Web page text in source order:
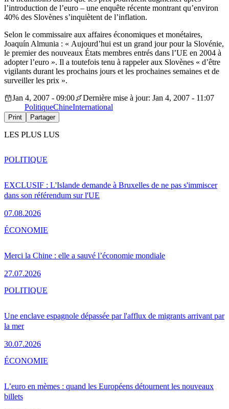
l’introduction de l’euro – une enquête récente montrant qu’environ
40% des Slovènes s’inquiètent de l’inflation.
Selon le commissaire aux affaires économiques et monétaires,
Joaquín Almunia : « Aujourd’hui est un grand jour pour la Slovénie,
le premier des nouveaux États membres entrés dans l’UE en 2004 à
adopter l’euro ». Il a toutefois tenu à rappeler aux Slovènes « d’être
vigilants durant les prochains jours et les prochaines semaines et de
surveiller les prix ».
Jan 4, 2007 - 09:00
Dernière mise à jour: Jan 4, 2007 - 11:07
PolitiqueChineInternational
Print Partager
LES PLUS LUS
EXCLUSIF : L'Islande demande à Bruxelles de ne pas s'immiscer
dans son référendum sur l'UE
07.08.2026
POLITIQUE
Merci la Chine : elle a sauvé l’économie mondiale
27.07.2026
ÉCONOMIE
Une enclave espagnole dépassée par l'afflux de migrants arrivant par
la mer
30.07.2026
POLITIQUE
L’euro en mèmes : quand les Européens détournent les nouveaux
billets
ÉCONOMIE